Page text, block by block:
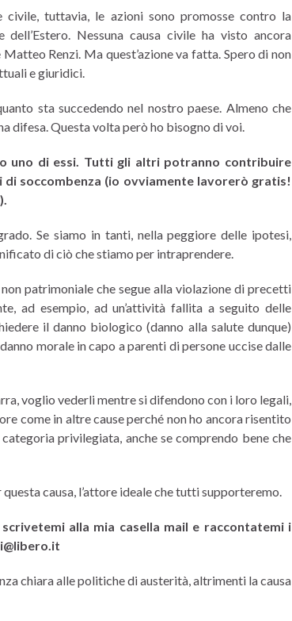
tuttavia, le azioni sono promosse contro la
Nessuna causa civile ha visto ancora
Renzi. Ma quest’azione va fatta. Spero di non
e giuridici.
sta succedendo nel nostro paese. Almeno che
difesa. Questa volta però ho bisogno di voi.
uno di essi. Tutti gli altri potranno contribuire
soccombenza (io ovviamente lavorerò gratis!
Se siamo in tanti, nella peggiore delle ipotesi,
di ciò che stiamo per intraprendere.
patrimoniale che segue alla violazione di precetti
ad esempio, ad un’attività fallita a seguito delle
il danno biologico (danno alla salute dunque)
morale in capo a parenti di persone uccise dalle
voglio vederli mentre si difendono con i loro legali,
come in altre cause perché non ho ancora risentito
privilegiata, anche se comprendo bene che
causa, l’attore ideale che tutti supporteremo.
alla mia casella mail e raccontatemi i
chiara alle politiche di austerità, altrimenti la causa